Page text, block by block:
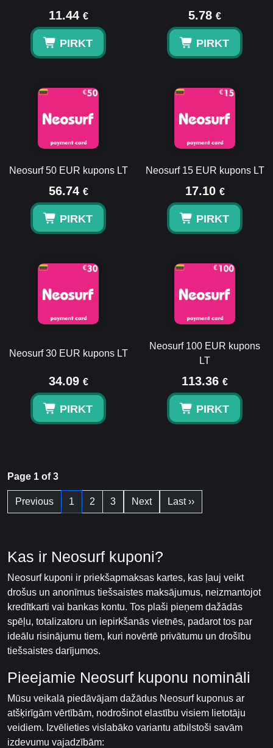
11.44 €
PIRKT
5.78 €
PIRKT
Neosurf 50 EUR kupons LT
56.74 €
PIRKT
Neosurf 15 EUR kupons LT
17.10 €
PIRKT
Neosurf 30 EUR kupons LT
34.09 €
PIRKT
Neosurf 100 EUR kupons
LT
113.36 €
PIRKT
Page 1 of 3
Previous 1 2 3 Next Last ››
Kas ir Neosurf kuponi?
Neosurf kuponi ir priekšapmaksas kartes, kas ļauj veikt
drošus un anonīmus tiešsaistes maksājumus, neizmantojot
kredītkarti vai bankas kontu. Tos plaši pieņem dažādās
spēļu, totalizatoru un iepirkšanās vietnēs, padarot tos par
ideālu risinājumu tiem, kuri novērtē privātumu un drošību
tiešsaistes darījumos.
Pieejamie Neosurf kuponu nomināli
Mūsu veikalā piedāvājam dažādus Neosurf kuponus ar
atšķirīgām vērtībām, nodrošinot elastību visiem lietotāju
veidiem. Izvēlieties vislabāko variantu atbilstoši savām
izdevumu vajadzībām: